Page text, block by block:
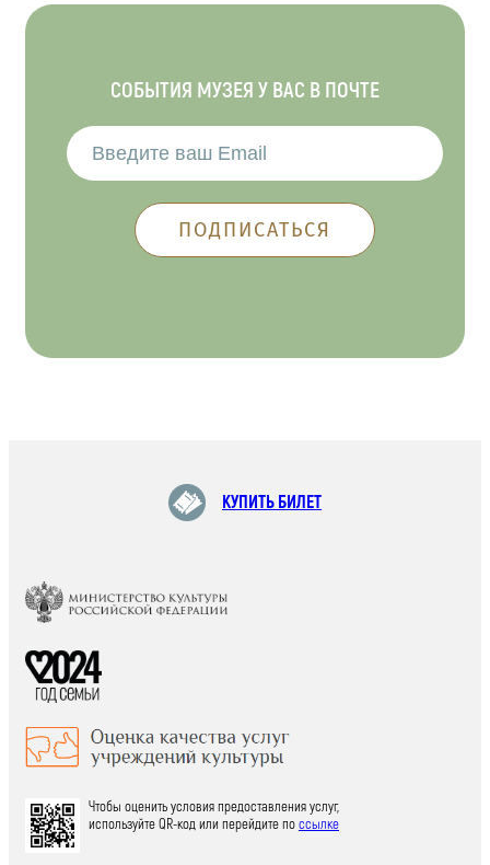
СОБЫТИЯ МУЗЕЯ У ВАС В ПОЧТЕ
КУПИТЬ БИЛЕТ
Чтобы оценить условия предоставления услуг,
используйте QR-код или перейдите поссылке